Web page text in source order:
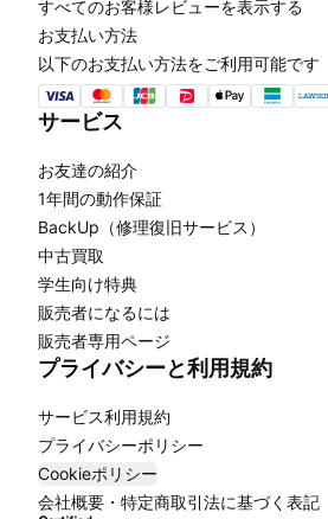
すべてのお客様レビューを表示する
お支払い方法
以下のお支払い方法をご利用可能です
サービス
お友達の紹介
1年間の動作保証
BackUp（修理復旧サービス）
中古買取
学生向け特典
販売者になるには
販売者専用ページ
プライバシーと利用規約
サービス利用規約
プライバシーポリシー
Cookieポリシー
会社概要・特定商取引法に基づく表記